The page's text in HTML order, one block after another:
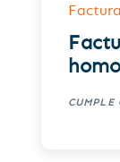
CUMPLE